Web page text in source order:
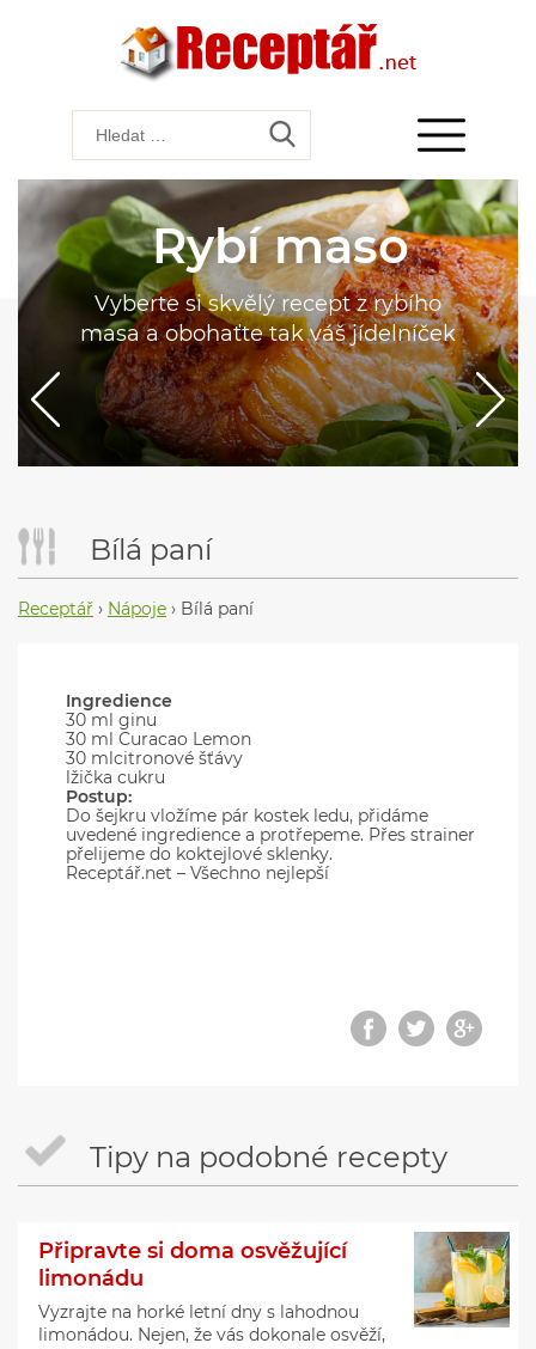
Rybí maso
Vyberte si skvělý recept z rybího
masa a obohaťte tak váš jídelníček
Bílá paní
Receptář › Nápoje › Bílá paní
Ingredience
30 ml ginu
30 ml Curacao Lemon
30 mlcitronové šťávy
lžička cukru
Postup:
Do šejkru vložíme pár kostek ledu, přidáme
uvedené ingredience a protřepeme. Přes strainer
přelijeme do koktejlové sklenky.
Receptář.net – Všechno nejlepší
Tipy na podobné recepty
Připravte si doma osvěžující
limonádu
Vyzrajte na horké letní dny s lahodnou
limonádou. Nejen, že vás dokonale osvěží,